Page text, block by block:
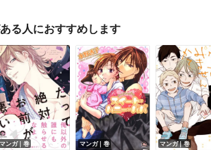
る人におすすめします
マンガ｜巻 マンガ｜巻 マンガ｜巻